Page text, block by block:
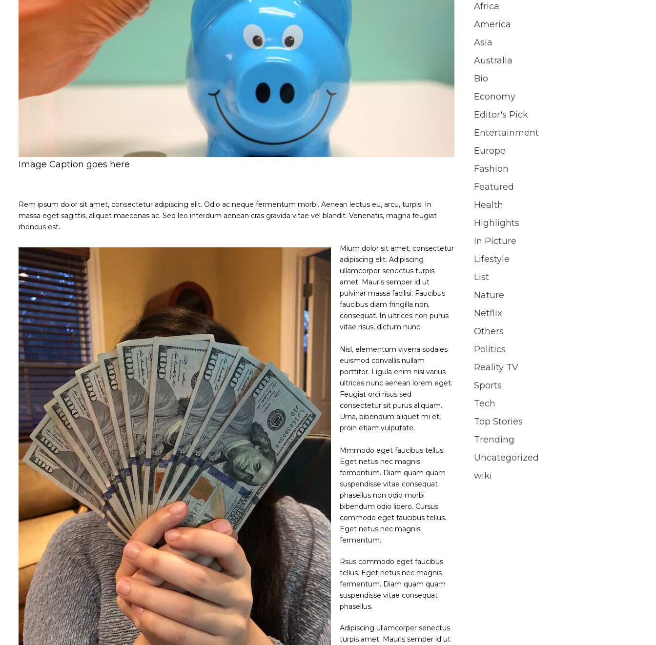
Image Caption goes here
Rem ipsum dolor sit amet, consectetur adipiscing elit. Odio ac neque fermentum morbi. Aenean lectus eu, arcu, turpis. In
massa eget sagittis, aliquet maecenas ac. Sed leo interdum aenean cras gravida vitae vel blandit. Venenatis, magna feugiat
rhoncus est.
Mium dolor sit amet, consectetur
adipiscing elit. Adipiscing
ullamcorper senectus turpis
amet. Mauris semper id ut
pulvinar massa facilisi. Faucibus
faucibus diam fringilla non,
consequat. In ultrices non purus
vitae risus, dictum nunc.
Nisl, elementum viverra sodales
euismod convallis nullam
porttitor. Ligula enim nisi varius
ultrices nunc aenean lorem eget.
Feugiat orci risus sed
consectetur sit purus aliquam.
Urna, bibendum aliquet mi et,
proin etiam vulputate.
Mmmodo eget faucibus tellus.
Eget netus nec magnis
fermentum. Diam quam quam
suspendisse vitae consequat
phasellus non odio morbi
bibendum odio libero. Cursus
commodo eget faucibus tellus.
Eget netus nec magnis
fermentum.
Rsus commodo eget faucibus
tellus. Eget netus nec magnis
fermentum. Diam quam quam
suspendisse vitae consequat
phasellus.
Adipiscing ullamcorper senectus
turpis amet. Mauris semper id ut
Africa
America
Asia
Australia
Bio
Economy
Editor's Pick
Entertainment
Europe
Fashion
Featured
Health
Highlights
In Picture
Lifestyle
List
Nature
Netflix
Others
Politics
Reality TV
Sports
Tech
Top Stories
Trending
Uncategorized
wiki